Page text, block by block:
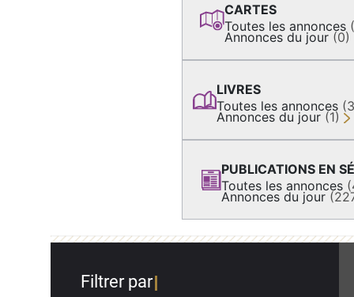
CARTES
Toutes les annonces
Annonces du jour (0)
LIVRES
Toutes les annonces
Annonces du jour (1)
PUBLICATIONS EN
Toutes les annonces
Annonces du jour
Filtrer par